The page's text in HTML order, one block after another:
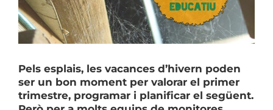
Pels esplais, les vacances d’hivern poden
ser un bon moment per valorar el primer
trimestre, programar i planificar el següent.